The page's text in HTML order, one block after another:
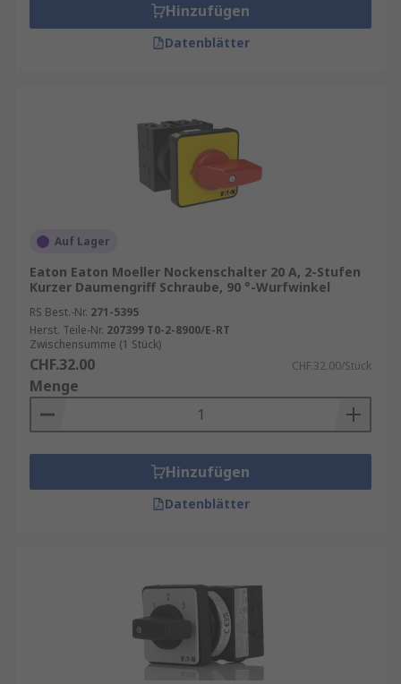
Hinzufügen
Datenblätter
Auf Lager
Eaton Eaton Moeller Nockenschalter 20 A, 2-Stufen
Kurzer Daumengriff Schraube, 90 °-Wurfwinkel
RS Best.-Nr. 271-5395
Herst. Teile-Nr. 207399 T0-2-8900/E-RT
Zwischensumme (1 Stück)
CHF.32.00 CHF.32.00/Stück
Menge
Hinzufügen
Datenblätter